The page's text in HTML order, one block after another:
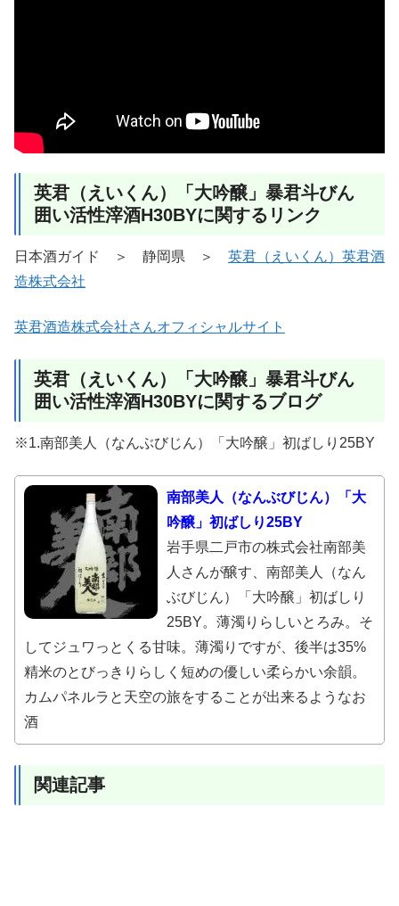
英君（えいくん）「大吟醸」暴君斗びん
囲い活性滓酒H30BYに関するリンク
日本酒ガイド ＞ 静岡県 ＞ 英君（えいくん）英君酒
造株式会社
英君酒造株式会社さんオフィシャルサイト
英君（えいくん）「大吟醸」暴君斗びん
囲い活性滓酒H30BYに関するブログ
※1.南部美人（なんぶびじん）「大吟醸」初ばしり25BY
南部美人（なんぶびじん）「大
吟醸」初ばしり25BY
岩手県二戸市の株式会社南部美
人さんが醸す、南部美人（なん
ぶびじん）「大吟醸」初ばしり
25BY。薄濁りらしいとろみ。そ
してジュワっとくる甘味。薄濁りですが、後半は35%
精米のとびっきりらしく短めの優しい柔らかい余韻。
カムパネルラと天空の旅をすることが出来るようなお
酒
関連記事